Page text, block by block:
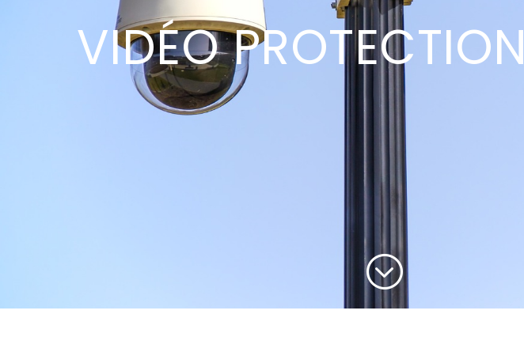
VIDÉO PROTECTION
;